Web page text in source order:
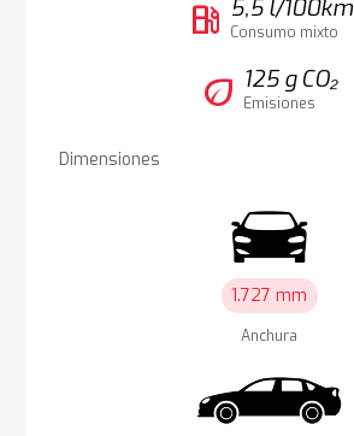
local_gas_station 5,5 l/100km
Consumo mixto
eco 125 g CO₂
Emisiones
Dimensiones
1.727 mm
Anchura